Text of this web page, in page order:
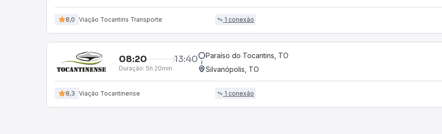
8,0 Viação Tocantins Transporte 1 conexão
08:20 13:40
Duração: 5h 20min
Paraíso do Tocantins, TO
Silvanópolis, TO
8,3 Viação Tocantinense 1 conexão